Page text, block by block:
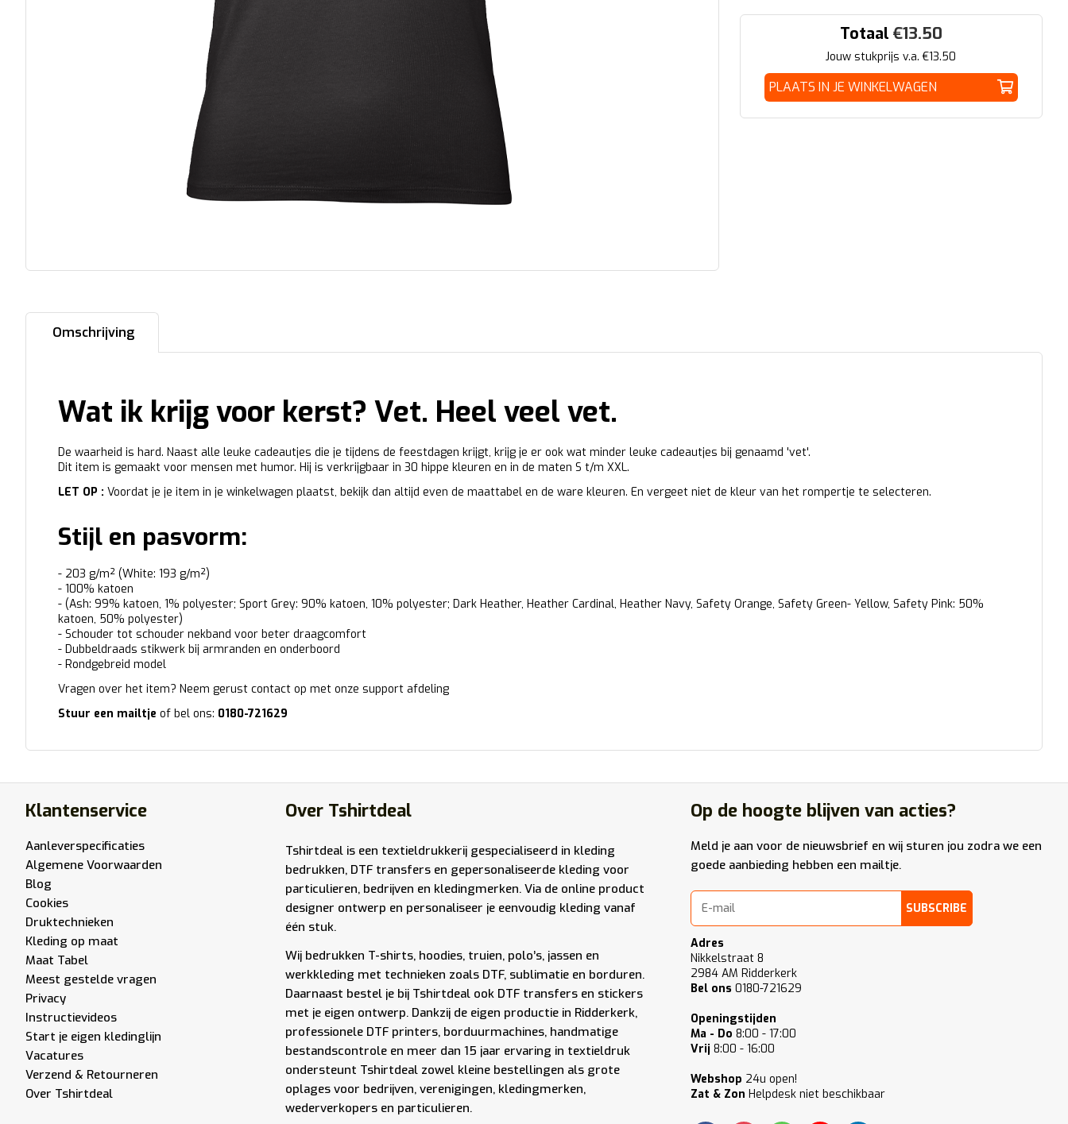
Totaal €13.50
Jouw stukprijs v.a. €13.50
PLAATS IN JE WINKELWAGEN
Omschrijving
Wat ik krijg voor kerst? Vet. Heel veel vet.
De waarheid is hard. Naast alle leuke cadeautjes die je tijdens de feestdagen krijgt, krijg je er ook wat minder leuke cadeautjes bij genaamd 'vet'.
Dit item is gemaakt voor mensen met humor. Hij is verkrijgbaar in 30 hippe kleuren en in de maten S t/m XXL.
LET OP : Voordat je je item in je winkelwagen plaatst, bekijk dan altijd even de maattabel en de ware kleuren. En vergeet niet de kleur van het rompertje te selecteren.
Stijl en pasvorm:
- 203 g/m² (White: 193 g/m²)
- 100% katoen
- (Ash: 99% katoen, 1% polyester; Sport Grey: 90% katoen, 10% polyester; Dark Heather, Heather Cardinal, Heather Navy, Safety Orange, Safety Green- Yellow, Safety Pink: 50%
katoen, 50% polyester)
- Schouder tot schouder nekband voor beter draagcomfort
- Dubbeldraads stikwerk bij armranden en onderboord
- Rondgebreid model
Vragen over het item? Neem gerust contact op met onze support afdeling
Stuur een mailtje of bel ons: 0180-721629
Klantenservice
Aanleverspecificaties
Algemene Voorwaarden
Blog
Cookies
Druktechnieken
Kleding op maat
Maat Tabel
Meest gestelde vragen
Privacy
Instructievideos
Start je eigen kledinglijn
Vacatures
Verzend & Retourneren
Over Tshirtdeal
Over Tshirtdeal
Tshirtdeal is een textieldrukkerij gespecialiseerd in kleding
bedrukken, DTF transfers en gepersonaliseerde kleding voor
particulieren, bedrijven en kledingmerken. Via de online product
designer ontwerp en personaliseer je eenvoudig kleding vanaf
één stuk.
Wij bedrukken T-shirts, hoodies, truien, polo’s, jassen en
werkkleding met technieken zoals DTF, sublimatie en borduren.
Daarnaast bestel je bij Tshirtdeal ook DTF transfers en stickers
met je eigen ontwerp. Dankzij de eigen productie in Ridderkerk,
professionele DTF printers, borduurmachines, handmatige
bestandscontrole en meer dan 15 jaar ervaring in textieldruk
ondersteunt Tshirtdeal zowel kleine bestellingen als grote
oplages voor bedrijven, verenigingen, kledingmerken,
wederverkopers en particulieren.
Op de hoogte blijven van acties?
Meld je aan voor de nieuwsbrief en wij sturen jou zodra we een
goede aanbieding hebben een mailtje.
SUBSCRIBE
Adres
Nikkelstraat 8
2984 AM Ridderkerk
Bel ons 0180-721629
Openingstijden
Ma - Do 8:00 - 17:00
Vrij 8:00 - 16:00
Webshop 24u open!
Zat & Zon Helpdesk niet beschikbaar